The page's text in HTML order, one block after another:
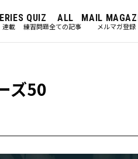
連載
QUIZ
練習問題
ALL
全ての記事
MAIL
メルマガ登録
ズ50